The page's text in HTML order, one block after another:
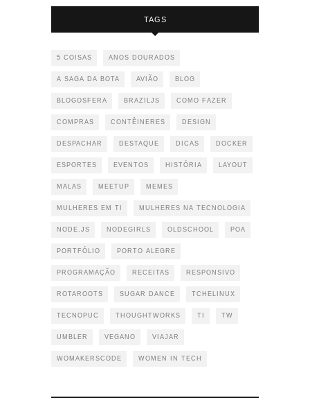
TAGS
5 COISAS ANOS DOURADOS
A SAGA DA BOTA AVIÃO BLOG
BLOGOSFERA BRAZILJS COMO FAZER
COMPRAS CONTÊINERES DESIGN
DESPACHAR DESTAQUE DICAS DOCKER
ESPORTES EVENTOS HISTÓRIA LAYOUT
MALAS MEETUP MEMES
MULHERES EM TI MULHERES NA TECNOLOGIA
NODE.JS NODEGIRLS OLDSCHOOL POA
PORTFÓLIO PORTO ALEGRE
PROGRAMAÇÃO RECEITAS RESPONSIVO
ROTAROOTS SUGAR DANCE TCHELINUX
TECNOPUC THOUGHTWORKS TI TW
UMBLER VEGANO VIAJAR
WOMAKERSCODE WOMEN IN TECH